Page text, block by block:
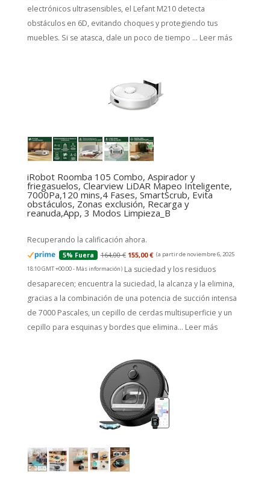
electrónicos ultrasensibles, el Lefant M210 detecta
obstáculos en 6D, evitando choques y protegiendo tus
muebles. Si se atasca, dale un poco de tiempo ... Leer más
iRobot Roomba 105 Combo, Aspirador y
friegasuelos, Clearview LiDAR Mapeo Inteligente,
7000Pa,120 mins,4 Fases, SmartScrub, Evita
obstáculos, Zonas exclusión, Recarga y
reanuda,App, 3 Modos Limpieza_B
Recuperando la calificación ahora.
5% Fuera 164,00 € 155,00 € (a partir de noviembre 6, 2025
18:10 GMT +00:00 - Más información) La suciedad y los residuos
desaparecen; encuentra la suciedad, la alcanza y la elimina,
gracias a la combinación de una potencia de succión intensa
de 7000 Pascales, un cepillo de cerdas multisuperficie y un
cepillo para esquinas y bordes que elimina... Leer más